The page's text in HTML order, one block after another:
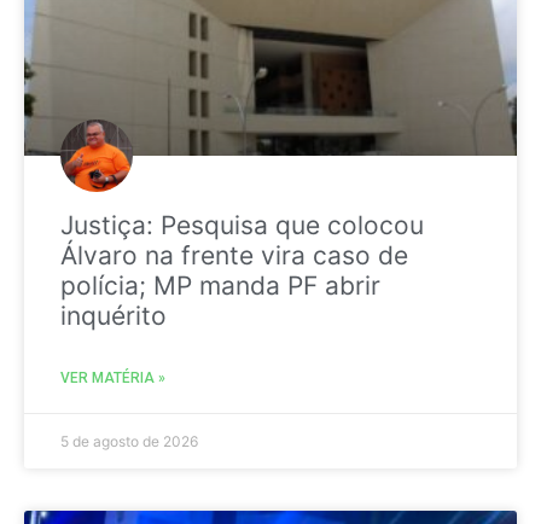
Justiça: Pesquisa que colocou
Álvaro na frente vira caso de
polícia; MP manda PF abrir
inquérito
VER MATÉRIA »
5 de agosto de 2026